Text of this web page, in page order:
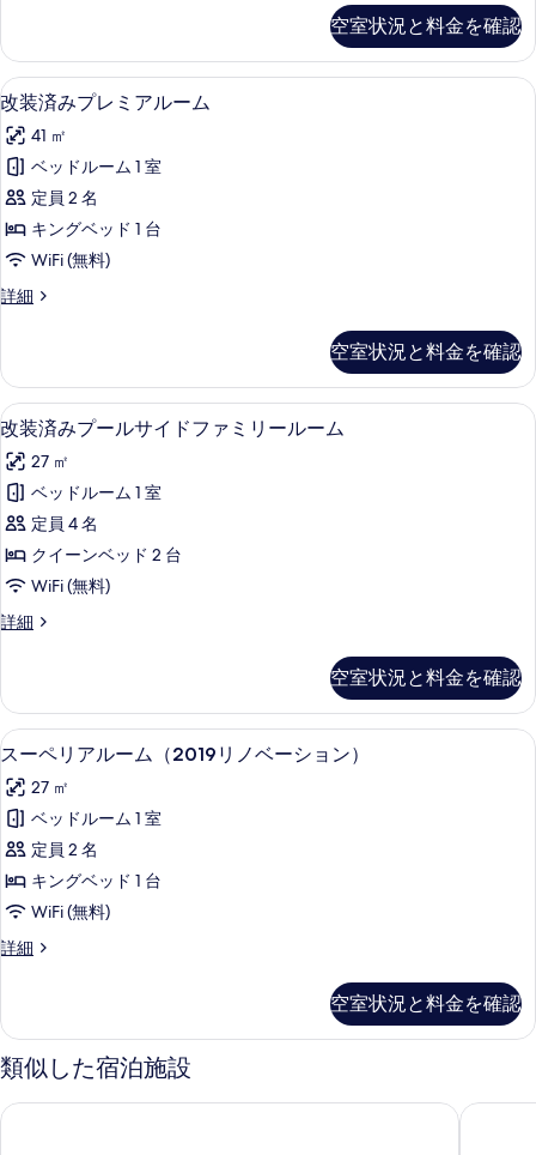
表
示
す
る
ー
ム
の
す
べ
て
の
写
真
示
す
る
プ
レ
ミ
ア
ル
ー
ム
の
詳
細
空室状況と料金を確認
改
装
済
み
プ
レ
ア
ー
ム
の
す
べ
て
の
写
真
示
す
る
43 インチのLED テレビ (デジタル放
6
改装済みプレミアルーム
41 ㎡
ベッドルーム 1 室
定員 2 名
キングベッド 1 台
WiFi (無料)
詳細
改
プ
レ
ミ
ア
ル
ー
ム
の
詳
細
空室状況と料金を確認
改
装
済
み
プ
ー
サ
ド
フ
ァ
ミ
リ
ー
ル
ー
ム
べ
て
の
羽毛の掛け布団、ミニバー、セーフ
4
改装済みプールサイドファミリールーム
27 ㎡
ベッドルーム 1 室
定員 4 名
クイーンベッド 2 台
WiFi (無料)
詳細
改
プ
ー
ル
イ
ド
フ
ァ
ミ
リ
ー
ル
詳
細
空室状況と料金を確認
ス
ー
ペ
リ
ア
ル
ム
リ
ノ
ベ
ー
羽毛の掛け布団、ミニバー、セーフ
3
スーペリアルーム（2019リノベーション）
27 ㎡
ベッドルーム 1 室
定員 2 名
キングベッド 1 台
WiFi (無料)
詳細
ス
ア
ル
ー
（2019
空室状況と料金を確認
類似した宿泊施設
ホテル・ロイヤル - ニッコー・タイペイ (台北老爺大酒店)ホテル